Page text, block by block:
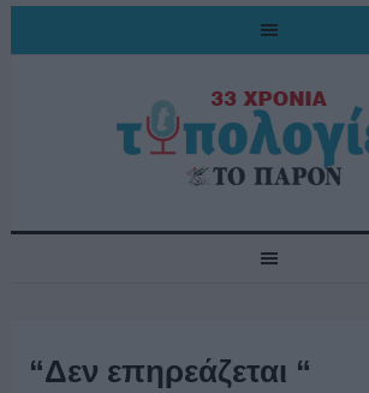
“Δεν επηρεάζεται “